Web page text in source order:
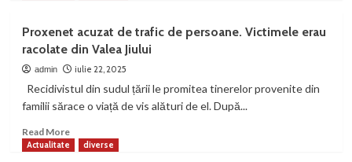
de
furt
de
mobile
în
–
Polițiștii
din
Petroșani-
acuzat
bătut
unui
Proxenet acuzat de trafic de persoane. Victimele erau
racolate din Valea Jiului
admin iulie 22, 2025
Recidivistul din sudul țării le promitea tinerelor provenite din
familii sărace o viață de vis alături de el. După...
Read MoreRead
more
Actualitate diverse